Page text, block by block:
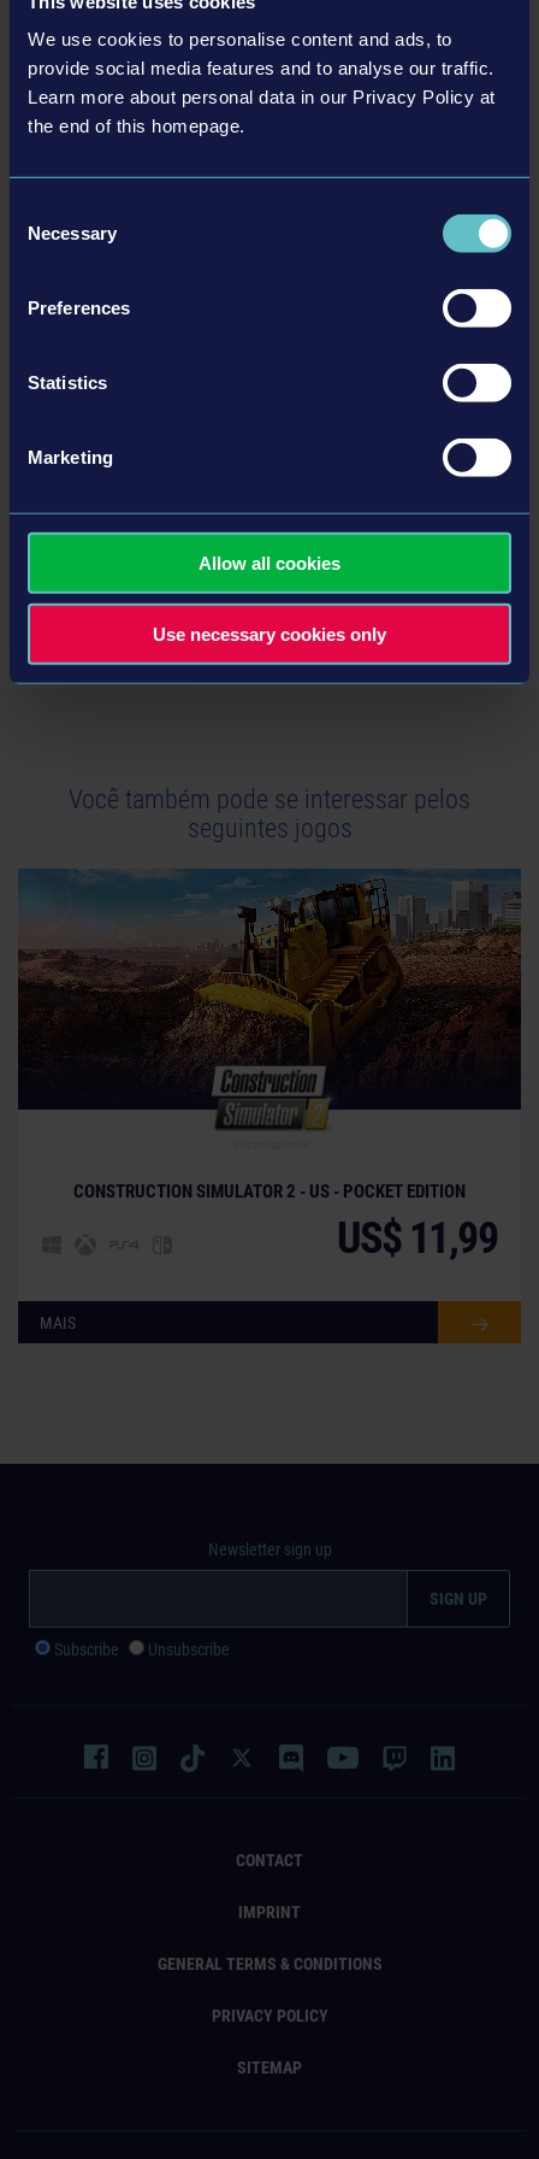
We use cookies to personalise content and ads, to
provide social media features and to analyse our traffic.
Learn more about personal data in our Privacy Policy at
the end of this homepage.
Selection
Necessary
Preferences
Statistics
Marketing
Allow all cookies
Use necessary cookies only
interior de cada veículo e experimentar de primeira mão a
sensação de controlar máquinas épicas!
Uma enorme quantidade de veículos espera por você! Escolha a
máquina certa para cada projeto: Enfrente os desafios das
obras viárias com máquinas como Caterpillar, BOMAG ou
primeira vez: A escavadeira compacta E55 ou o carregador de
Informação do produto
Desenvolvedor: weltenbauer.
Gênero: Simulation
Você também pode se interessar pelos
seguintes jogos
CONSTRUCTION SIMULATOR 2 - US - POCKET EDITION
US$ 11,99
MAIS
CONTACT
IMPRINT
GENERAL TERMS & CONDITIONS
PRIVACY POLICY
SITEMAP
Newsletter sign up
Subscribe Unsubscribe